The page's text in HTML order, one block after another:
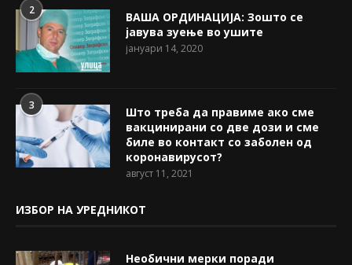
2
ВАША ОРДИНАЦИЈА: Зошто се
јавува зуење во ушите
јануари 14, 2020
3
Што треба да правиме ако сме
вакцинирани со две дози и сме
биле во контакт со заболен од
коронавирусот?
август 11, 2021
ИЗБОР НА УРЕДНИКОТ
Необични мерки поради